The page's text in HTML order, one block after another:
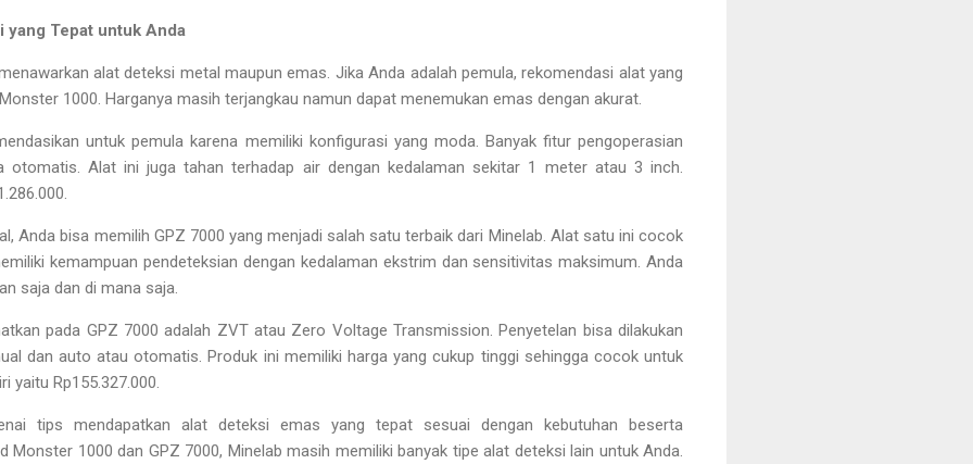
yang Tepat untuk Anda
alat deteksi metal maupun emas. Jika Anda adalah pemula, rekomendasi alat yang
1000. Harganya masih terjangkau namun dapat menemukan emas dengan akurat.
untuk pemula karena memiliki konfigurasi yang moda. Banyak fitur pengoperasian
otomatis. Alat ini juga tahan terhadap air dengan kedalaman sekitar 1 meter atau 3 inch.
Anda bisa memilih GPZ 7000 yang menjadi salah satu terbaik dari Minelab. Alat satu ini cocok
kemampuan pendeteksian dengan kedalaman ekstrim dan sensitivitas maksimum. Anda
saja dan di mana saja.
pada GPZ 7000 adalah ZVT atau Zero Voltage Transmission. Penyetelan bisa dilakukan
dan auto atau otomatis. Produk ini memiliki harga yang cukup tinggi sehingga cocok untuk
yaitu Rp155.327.000.
tips mendapatkan alat deteksi emas yang tepat sesuai dengan kebutuhan beserta
Monster 1000 dan GPZ 7000, Minelab masih memiliki banyak tipe alat deteksi lain untuk Anda.